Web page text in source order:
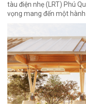
tàu điện nhẹ (LRT) Phú
vọng mang đến một